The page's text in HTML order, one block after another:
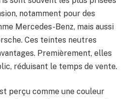
notamment pour des
Mercedes-Benz, mais aussi
Ces teintes neutres
Premièrement, elles
réduisant le temps de vente.
perçu comme une couleur